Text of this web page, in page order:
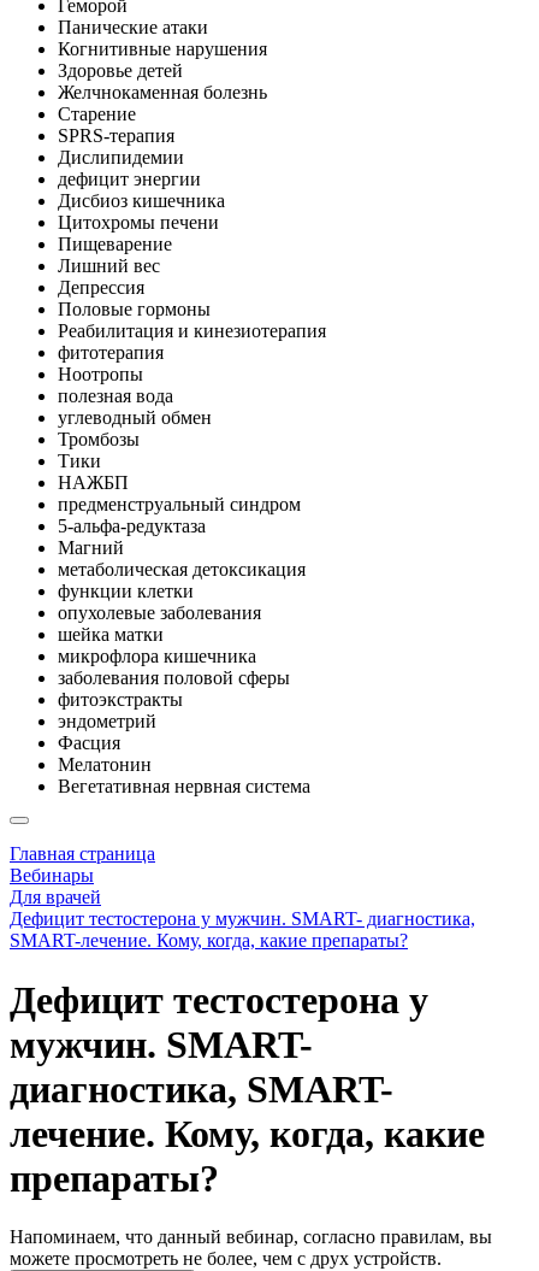
Геморой
Панические атаки
Когнитивные нарушения
Здоровье детей
Желчнокаменная болезнь
Старение
SPRS-терапия
Дислипидемии
дефицит энергии
Дисбиоз кишечника
Цитохромы печени
Пищеварение
Лишний вес
Депрессия
Половые гормоны
Реабилитация и кинезиотерапия
фитотерапия
Ноотропы
полезная вода
углеводный обмен
Тромбозы
Тики
НАЖБП
предменструальный синдром
5-альфа-редуктаза
Магний
метаболическая детоксикация
функции клетки
опухолевые заболевания
шейка матки
микрофлора кишечника
заболевания половой сферы
фитоэкстракты
эндометрий
Фасция
Мелатонин
Вегетативная нервная система
Главная страница
Вебинары
Для врачей
Дефицит тестостерона у мужчин. SMART- диагностика,
SMART-лечение. Кому, когда, какие препараты?
Дефицит тестостерона у
мужчин. SMART-
диагностика, SMART-
лечение. Кому, когда, какие
препараты?
Напоминаем, что данный вебинар, согласно правилам, вы
можете просмотреть не более, чем с друх устройств.